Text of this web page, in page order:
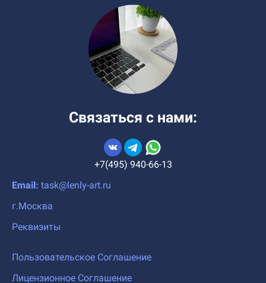
Связаться с нами:
+7(495) 940-66-13
Email: task@lenly-art.ru
г.Москва
Реквизиты
Пользовательское Соглашение
Лицензионное Соглашение